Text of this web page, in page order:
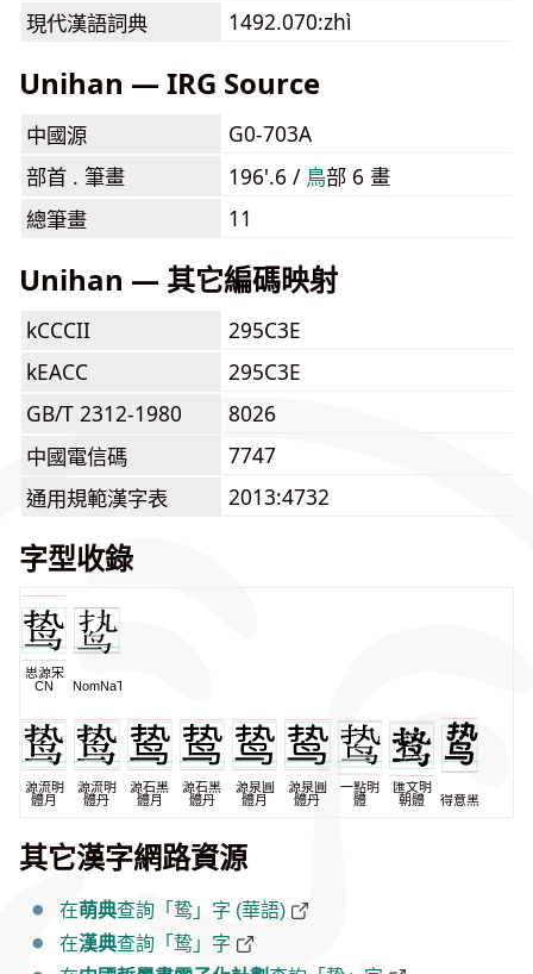
現代漢語詞典
1492.070:zhì
Unihan — IRG Source
中國源
G0-703A
部首 . 筆畫
196'.6 / ⿃部 6 畫
總筆畫
11
Unihan — 其它編碼映射
kCCCII
295C3E
kEACC
295C3E
GB/T 2312-1980
8026
中國電信碼
7747
通用規範漢字表
2013:4732
字型收錄
思源宋
CN
NomNaTong
源流明
體月
源流明
體丹
源石黑
體月
源石黑
體丹
源泉圓
體月
源泉圓
體丹
一點明
體
匯文明
朝體
得意黑
其它漢字網路資源
在萌典查詢「鸷」字 (華語)
在漢典查詢「鸷」字